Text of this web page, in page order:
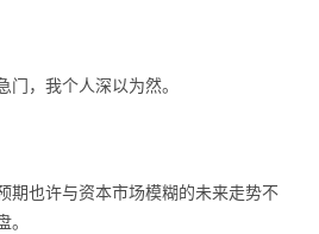
，我个人深以为然。
期也许与资本市场模糊的未来走势不